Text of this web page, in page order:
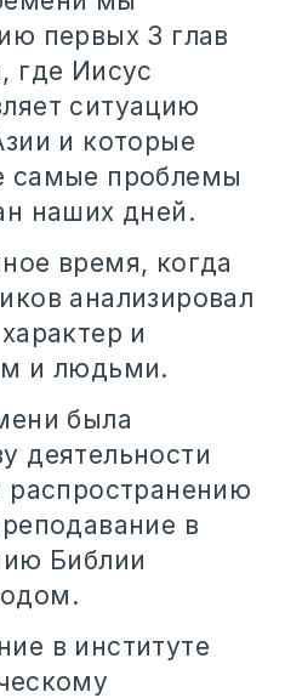
первых 3 глав
где Иисус
ситуацию
и которые
самые проблемы
наших дней.
время, когда
анализировал
и
и людьми.
была
деятельности
распространению
в
Библии
в институте